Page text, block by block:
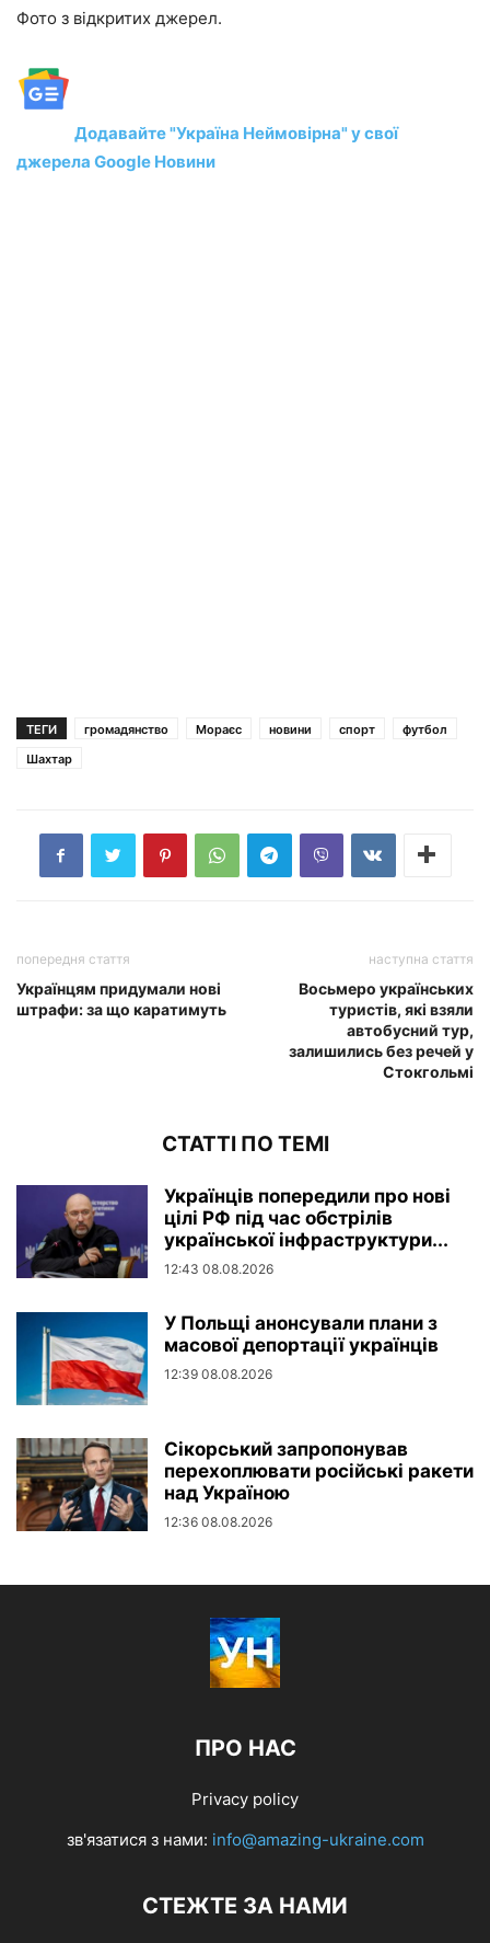
Фото з відкритих джерел.
Додавайте "Україна Неймовірна" у свої
джерела Google Новини
ТЕГИ громадянство Мораєс новини спорт
футбол
Шахтар
попередня стаття
Українцям придумали нові
штрафи: за що каратимуть
наступна стаття
Восьмеро українських
туристів, які взяли
автобусний тур,
залишились без речей у
Стокгольмі
СТАТТІ ПО ТЕМІ
Українців попередили про нові
цілі РФ під час обстрілів
української інфраструктури...
12:43 08.08.2026
У Польщі анонсували плани з
масової депортації українців
12:39 08.08.2026
Сікорський запропонував
перехоплювати російські ракети
над Україною
12:36 08.08.2026
ПРО НАС
Privacy policy
зв'язатися з нами: info@amazing-ukraine.com
СТЕЖТЕ ЗА НАМИ